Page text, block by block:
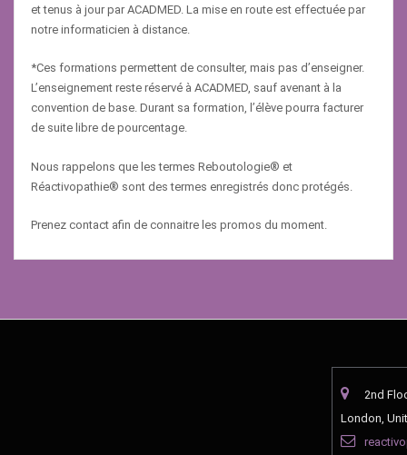
et tenus à jour par ACADMED. La mise en route est effectuée par
notre informaticien à distance.
*Ces formations permettent de consulter, mais pas d’enseigner.
L’enseignement reste réservé à ACADMED, sauf avenant à la
convention de base. Durant sa formation, l’élève pourra facturer
de suite libre de pourcentage.
Nous rappelons que les termes Reboutologie® et
Réactivopathie® sont des termes enregistrés donc protégés.
Prenez contact afin de connaitre les promos du moment.
2nd
London,